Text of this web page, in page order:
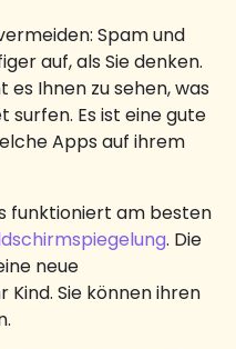
Spam und
auf, als Sie denken.
Ihnen zu sehen, was
surfen. Es ist eine gute
Apps auf ihrem
funktioniert am besten
. Die
neue
Sie können ihren